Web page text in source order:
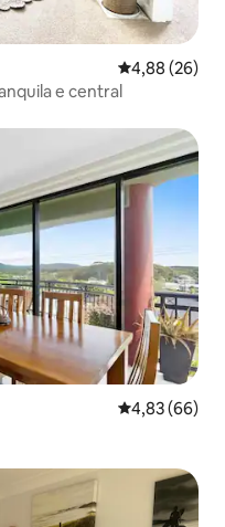
4,88 de uma
4,88 (26)
e central
4,83 de uma
4,83 (66)